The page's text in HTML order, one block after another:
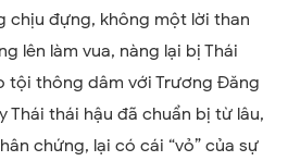
chịu đựng, không một lời than
lên làm vua, nàng lại bị Thái
tội thông dâm với Trương Đăng
Thái thái hậu đã chuẩn bị từ lâu,
chứng, lại có cái “vỏ” của sự